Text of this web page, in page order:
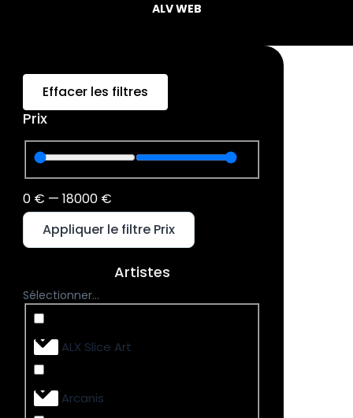
ALV WEB
Effacer les filtres
Prix
0 € — 18000 €
Appliquer le filtre Prix
Artistes
Sélectionner...
ALX Slice Art
Arcanis